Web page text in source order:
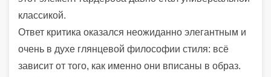
классикой.
Ответ критика оказался неожиданно элегантным и
очень в духе глянцевой философии стиля: всё
зависит от того, как именно они вписаны в образ.